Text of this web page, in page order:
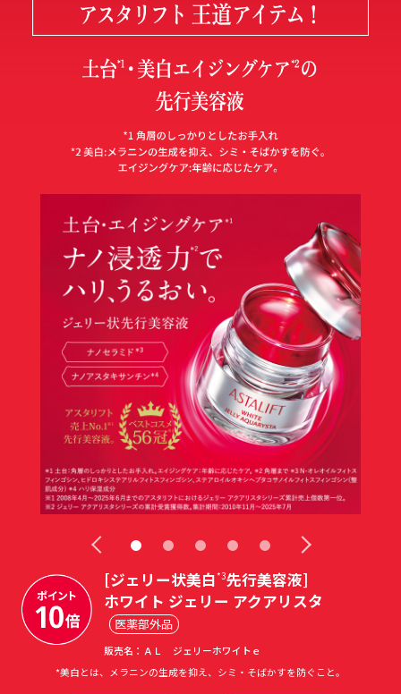
[ジェリー状美白*3先行美容液]
ホワイト ジェリー アクアリスタ
医薬部外品
販売名：ＡＬ ジェリーホワイトｅ
*美白とは、メラニンの生成を抑え、シミ・そばかすを防ぐこと。